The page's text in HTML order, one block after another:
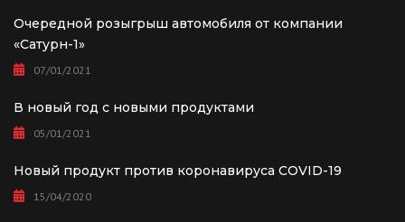
Очередной розыгрыш автомобиля от компании
«Сатурн-1»
07/01/2021
В новый год с новыми продуктами
05/01/2021
Новый продукт против коронавируса COVID-19
15/04/2020